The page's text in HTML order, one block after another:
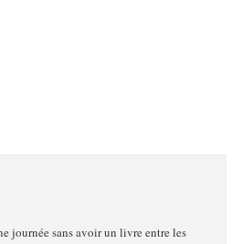
journée sans avoir un livre entre les